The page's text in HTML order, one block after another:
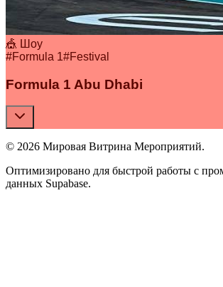
🎪 Шоу
#Formula 1#Festival
Formula 1 Abu Dhabi
© 2026 Мировая Витрина Мероприятий.
Оптимизировано для быстрой работы с
данных Supabase.